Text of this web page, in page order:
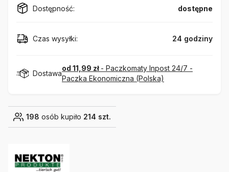
Dostępność: dostępne
Czas wysyłki: 24 godziny
Dostawa
od 11,99 zł - Paczkomaty Inpost 24/7 -
Paczka Ekonomiczna (Polska)
198 osób kupiło 214 szt.